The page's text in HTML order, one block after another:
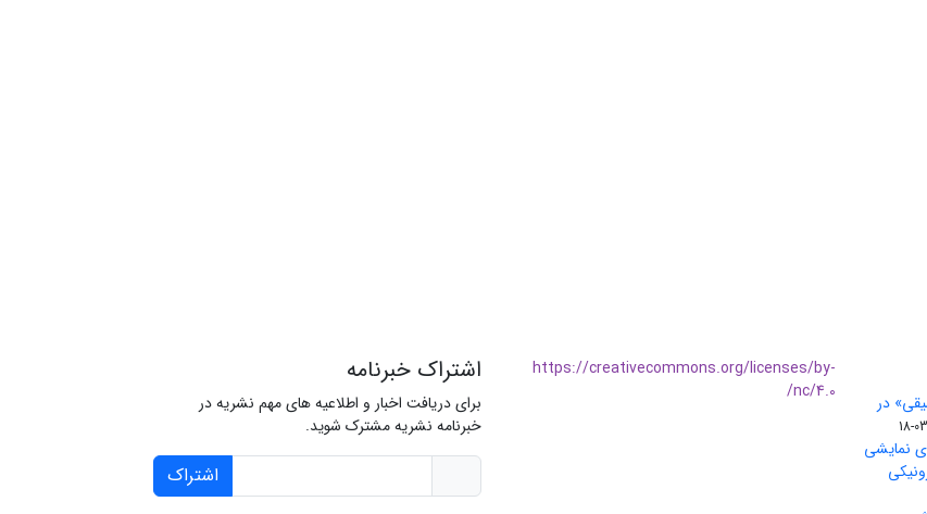
در
نمایشی
https://creativecommons.org/licenses/by-
nc/4.0/
اشتراک خبرنامه
برای دریافت اخبار و اطلاعیه های مهم نشریه در
خبرنامه نشریه مشترک شوید.
اشتراک